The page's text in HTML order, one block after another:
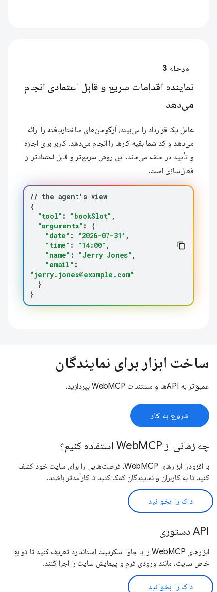
مرحله 3
نماینده اقدامات سریع و قابل اعتمادی انجام
می‌دهد
عامل یک قرارداد را می‌بیند، آرگومان‌های ساختاریافته را ارائه
می‌دهد و کد شما بقیه کارها را انجام می‌دهد. کاربر برای اجازه
و تأیید در حلقه می‌ماند. این روش سریع‌تر و قابل اعتمادتر از
فعال‌سازی است.
// the agent' s
{
"tool" : "bookSlot"
"arguments" :
{
"date" : "2026-07-31"
"time" : "14:00"
"name" : "Jerry Jones"
"email" :
"jerry.jones@example.com"
}
}
ساخت ابزار برای نمایندگان
عمیق‌تر به APIها و مستندات WebMCP بپردازید.
شروع به کار
چه زمانی از WebMCP استفاده کنیم؟
با افزودن ابزارهای WebMCP، فرصت‌هایی را برای سایت خود کشف
کنید تا به کاربران و نمایندگان کمک کنید تا کارآمدتر باشند.
داک را بخوانید
API دستوری
ابزارهای WebMCP را با جاوا اسکریپت استاندارد تعریف کنید تا توابع
خاص سایت، مانند ورودی فرم و پیمایش سایت را اجرا کنند.
داک را بخوانید